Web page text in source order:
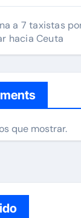
a 7 taxistas
hacia Ceuta
que mostrar.